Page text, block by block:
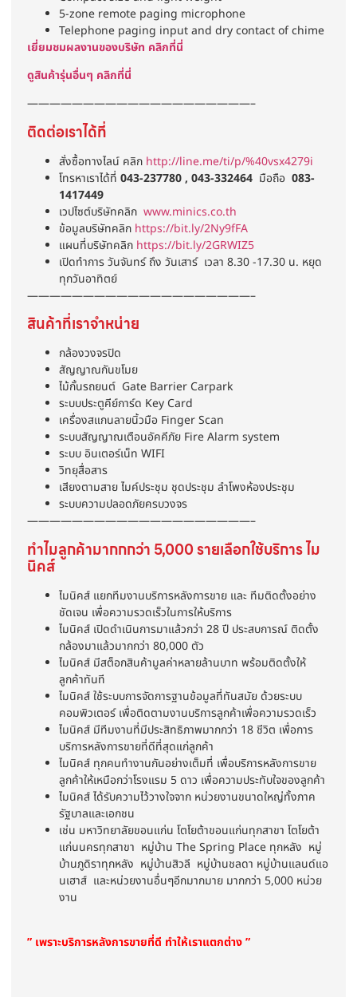
5-zone remote paging microphone
Telephone paging input and dry contact of chime
เยี่ยมชมผลงานของบริษัท คลิกที่นี่
ดูสินค้ารุ่นอื่นๆ คลิกที่นี่
————————————————————–
ติดต่อเราได้ที่
สั่งซื้อทางไลน์ คลิก http://line.me/ti/p/%40vsx4279i
โทรหาเราได้ที่ 043-237780 , 043-332464 มือถือ 083-
1417449
เวปไซต์บริษัทคลิก www.minics.co.th
ข้อมูลบริษัทคลิก https://bit.ly/2Ny9fFA
แผนที่บริษัทคลิก https://bit.ly/2GRWIZ5
เปิดทำการ วันจันทร์ ถึง วันเสาร์ เวลา 8.30 -17.30 น. หยุด
ทุกวันอาทิตย์
————————————————————–
สินค้าที่เราจำหน่าย
กล้องวงจรปิด
สัญญาณกันขโมย
ไม้กั้นรถยนต์ Gate Barrier Carpark
ระบบประตูคีย์การ์ด Key Card
เครื่องสแกนลายนิ้วมือ Finger Scan
ระบบสัญญาณเตือนอัคคีภัย Fire Alarm system
ระบบ อินเตอร์เน็ท WIFI
วิทยุสื่อสาร
เสียงตามสาย ไมค์ประชุม ชุดประชุม ลำโพงห้องประชุม
ระบบความปลอดภัยครบวงจร
————————————————————–
ทำไมลูกค้ามากกกว่า 5,000 รายเลือกใช้บริการ ไม
นิคส์
ไมนิคส์ แยกทีมงานบริการหลังการขาย และ ทีมติดตั้งอย่าง
ชัดเจน เพื่อความรวดเร็วในการให้บริการ
ไมนิคส์ เปิดดำเนินการมาแล้วกว่า 28 ปี ประสบการณ์ ติดตั้ง
กล้องมาแล้วมากกว่า 80,000 ตัว
ไมนิคส์ มีสต็อกสินค้ามูลค่าหลายล้านบาท พร้อมติดตั้งให้
ลูกค้าทันที
ไมนิคส์ ใช้ระบบการจัดการฐานข้อมูลที่ทันสมัย ด้วยระบบ
คอมพิวเตอร์ เพื่อติดตามงานบริการลูกค้าเพื่อความรวดเร็ว
ไมนิคส์ มีทีมงานที่มีประสิทธิภาพมากกว่า 18 ชีวิต เพื่อการ
บริการหลังการขายที่ดีที่สุดแก่ลูกค้า
ไมนิคส์ ทุกคนทำงานกันอย่างเต็มที่ เพื่อบริการหลังการขาย
ลูกค้าให้เหนือกว่าโรงแรม 5 ดาว เพื่อความประทับใจของลูกค้า
ไมนิคส์ ได้รับความไว้วางใจจาก หน่วยงานขนาดใหญ่ทั้งภาค
รัฐบาลและเอกชน
เช่น มหาวิทยาลัยขอนแก่น โตโยต้าขอนแก่นทุกสาขา โตโยต้า
แก่นนครทุกสาขา หมู่บ้าน The Spring Place ทุกหลัง หมู่
บ้านภูดิราทุกหลัง หมู่บ้านสิวลี หมู่บ้านชลดา หมู่บ้านแลนด์แอ
นเฮาส์ และหน่วยงานอื่นๆอีกมากมาย มากกว่า 5,000 หน่วย
งาน
” เพราะบริการหลังการขายที่ดี ทำให้เราแตกต่าง ”